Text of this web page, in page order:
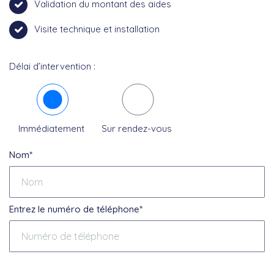
Validation du montant des aides
Visite technique et installation
Délai d’intervention :
Immédiatement Sur rendez-vous
Nom*
Entrez le numéro de téléphone*